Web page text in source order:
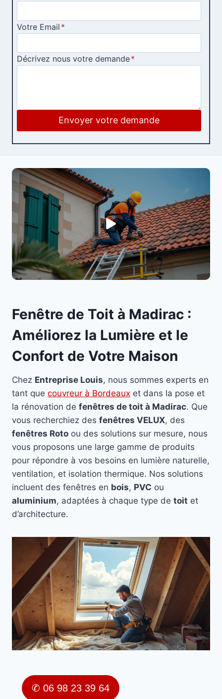
Votre Email *
Décrivez nous votre demande*
Envoyer votre demande
Fenêtre de Toit à Madirac :
Améliorez la Lumière et le
Confort de Votre Maison
Chez Entreprise Louis, nous sommes experts en
tant que couvreur à Bordeaux et dans la pose et
la rénovation de fenêtres de toit à Madirac. Que
vous recherchiez des fenêtres VELUX, des
fenêtres Roto ou des solutions sur mesure, nous
vous proposons une large gamme de produits
pour répondre à vos besoins en lumière naturelle,
ventilation, et isolation thermique. Nos solutions
incluent des fenêtres en bois, PVC ou
aluminium, adaptées à chaque type de toit et
d’architecture.
✆ 06 98 23 39 64